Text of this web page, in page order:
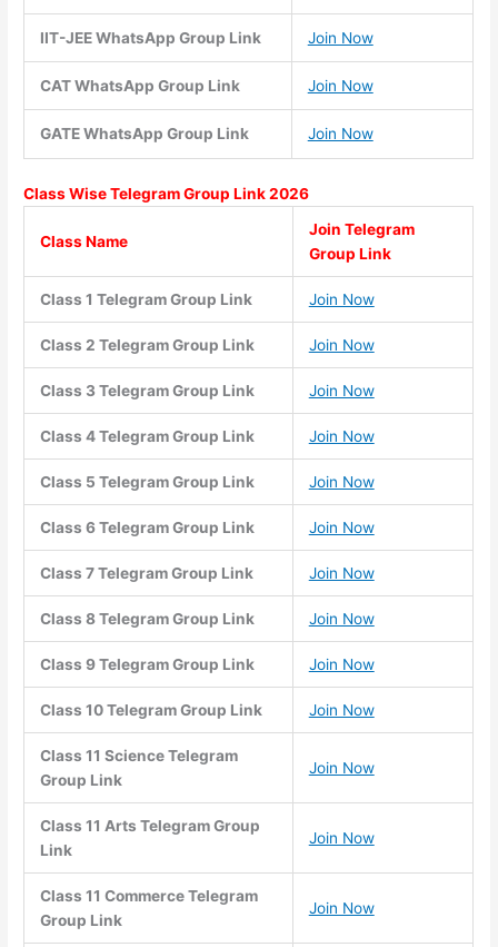
IIT-JEE WhatsApp Group Link Join Now
CAT WhatsApp Group Link Join Now
GATE WhatsApp Group Link Join Now
Class WiseTelegram Group Link 2026
Class Name
Join Telegram
Group Link
Class 1 Telegram Group Link Join Now
Class 2 Telegram Group Link Join Now
Class 3 Telegram Group Link Join Now
Class 4 Telegram Group Link Join Now
Class 5 Telegram Group Link Join Now
Class 6 Telegram Group Link Join Now
Class 7 Telegram Group Link Join Now
Class 8 Telegram Group Link Join Now
Class 9 Telegram Group Link Join Now
Class 10 Telegram Group Link Join Now
Class 11 Science Telegram
Group Link
Join Now
Class 11 Arts Telegram Group
Link
Join Now
Class 11 Commerce Telegram
Group Link
Join Now